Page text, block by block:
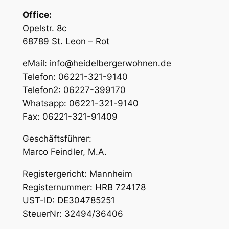
Office:
Opelstr. 8c
68789 St. Leon – Rot
eMail: info@heidelbergerwohnen.de
Telefon: 06221-321-9140
Telefon2: 06227-399170
Whatsapp: 06221-321-9140
Fax: 06221-321-91409
Geschäftsführer:
Marco Feindler, M.A.
Registergericht: Mannheim
Registernummer: HRB 724178
UST-ID: DE304785251
SteuerNr: 32494/36406